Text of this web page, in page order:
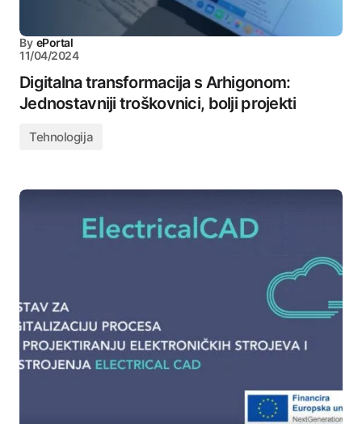
By ePortal
11/04/2024
Digitalna transformacija s Arhigonom:
Jednostavniji troškovnici, bolji projekti
Tehnologija